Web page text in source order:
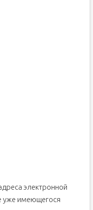
электронной
уже имеющегося